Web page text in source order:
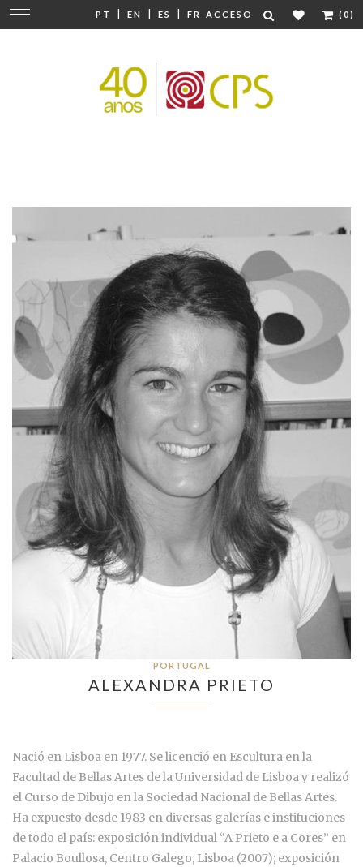
PT | EN | ES | FR ACCESO (0)
Cambiar
navegación
PORTUGAL
ALEXANDRA PRIETO
Nació en Lisboa en 1977. Se licenció en Escultura en la
Facultad de Bellas Artes de la Universidad de Lisboa y realizó
el Curso de Dibujo en la Sociedad Nacional de Bellas Artes.
Ha expuesto desde 1983 en diversas galerías e instituciones
de todo el país: exposición individual “A Prieto e a Cores” en
Palacio Boullosa, Centro Galego, Lisboa (2007); exposición